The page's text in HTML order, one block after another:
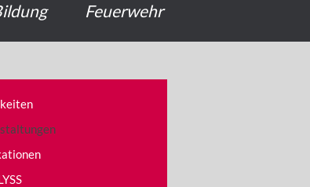
Feuerwehr